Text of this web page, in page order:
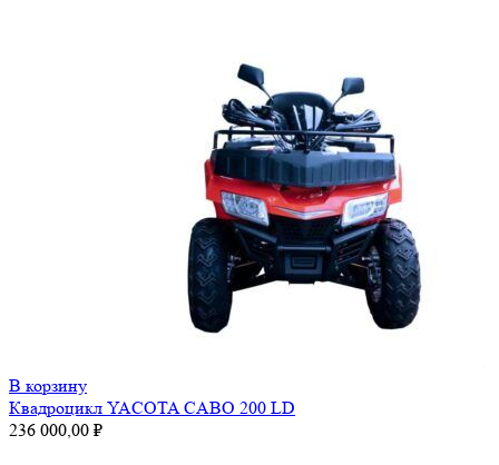
В корзину
Квадроцикл YACOTA CABO 200 LD
236 000,00 ₽